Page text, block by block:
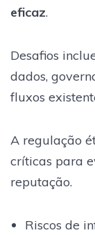
eficaz.
Desafios
dados,
fluxos
A regulação
críticas para
reputação.
Riscos de